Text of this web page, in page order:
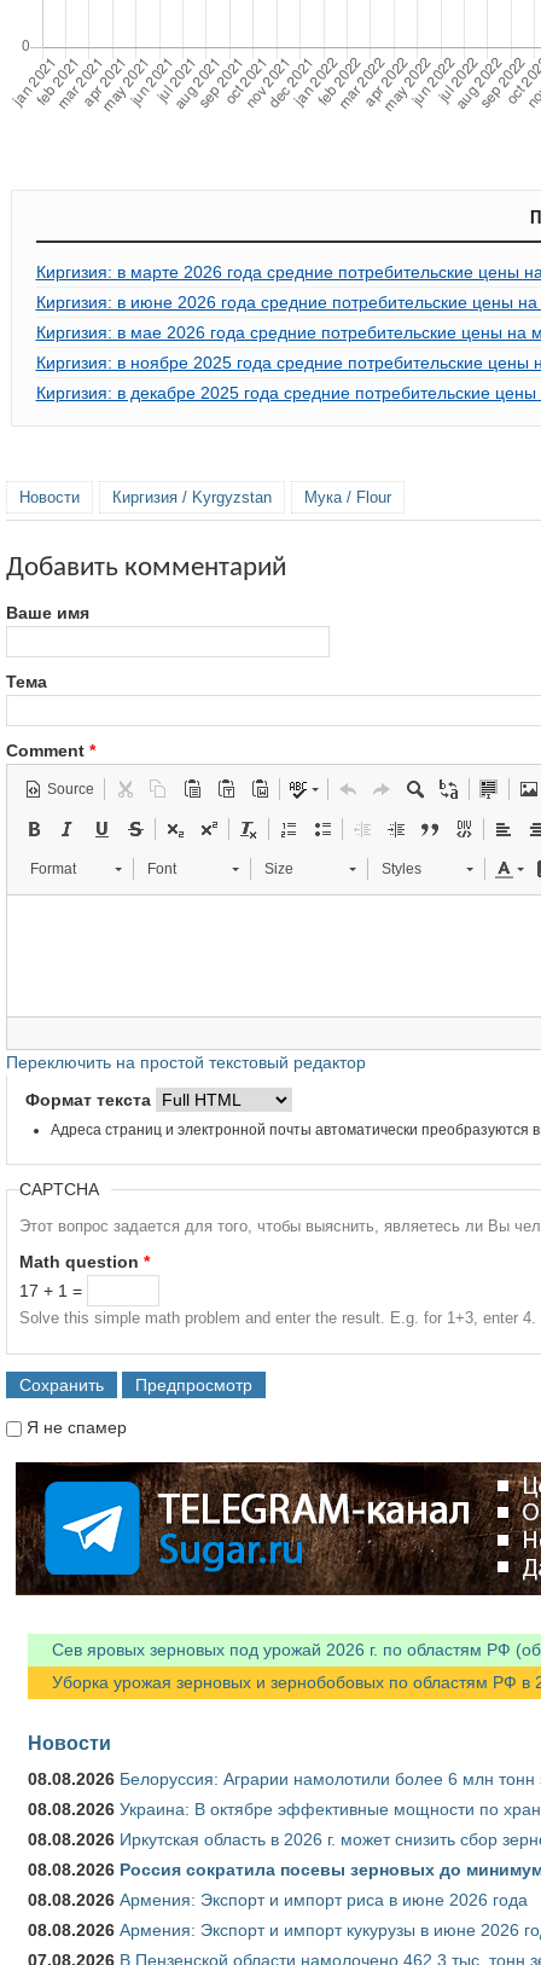
Киргизия: в марте 2026 года средние потребительские цены
Киргизия: в июне 2026 года средние потребительские цены
Киргизия: в мае 2026 года средние потребительские цены на
Киргизия: в ноябре 2025 года средние потребительские
Киргизия: в декабре 2025 года средние потребительские
Новости Киргизия / Kyrgyzstan Мука / Flour
Добавить комментарий
Ваше имя
Тема
Comment *
Source
Format Font Size Styles
Переключить на простой текстовый редактор
Формат текста
Адреса страниц и электронной почты автоматически преобразуются
CAPTCHA
Этот вопрос задается для того, чтобы выяснить, являетесь ли Вы
Math question *
17 + 1 =
Solve this simple math problem and enter the result. E.g. for 1+3, enter 4.
Я не спамер
Сев яровых зерновых под урожай 2026 г. по областям РФ
Уборка урожая зерновых и зернобобовых по областям РФ в
Новости
08.08.2026 Белоруссия: Аграрии намолотили более 6 млн тонн
08.08.2026 Украина: В октябре эффективные мощности по
08.08.2026 Иркутская область в 2026 г. может снизить сбор
08.08.2026 Россия сократила посевы зерновых до
08.08.2026 Армения: Экспорт и импорт риса в июне 2026 года
08.08.2026 Армения: Экспорт и импорт кукурузы в июне 2026
07.08.2026 В Пензенской области намолочено 462,3 тыс. тонн